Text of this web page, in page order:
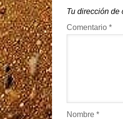
Tu dirección de
Comentario *
Nombre *